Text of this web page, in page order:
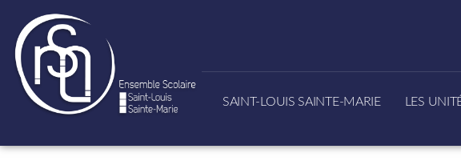
SAINT-LOUIS SAINTE-MARIE LES